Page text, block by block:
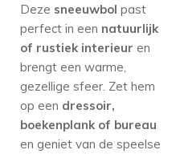
Deze sneeuwbol past
perfect in een natuurlijk
of rustiek interieur en
brengt een warme,
gezellige sfeer. Zet hem
op een dressoir,
boekenplank of bureau
en geniet van de speelse